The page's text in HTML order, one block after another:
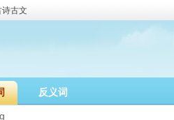
诗古文
反义词